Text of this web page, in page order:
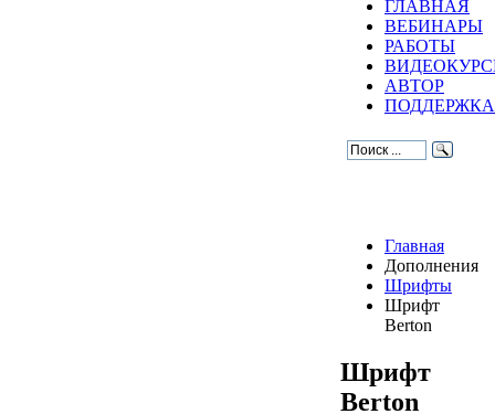
ГЛАВНАЯ
ВЕБИНАРЫ
РАБОТЫ
АВТОР
ПОДДЕРЖКА
Главная
Дополнения
Шрифты
Шрифт
Berton
Шрифт
Berton